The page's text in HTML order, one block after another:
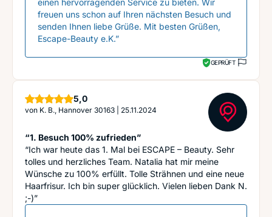
einen hervorragenden Service zu bieten. Wir
freuen uns schon auf Ihren nächsten Besuch und
senden Ihnen liebe Grüße. Mit besten Grüßen,
Escape-Beauty e.K.”
GEPRÜFT
5,0Sterne
von K. B., Hannover 30163 25.11.2024
“1. Besuch 100% zufrieden”
“Ich war heute das 1. Mal bei ESCAPE – Beauty. Sehr
tolles und herzliches Team. Natalia hat mir meine
Wünsche zu 100% erfüllt. Tolle Strähnen und eine neue
Haarfrisur. Ich bin super glücklich. Vielen lieben Dank N.
;-)”